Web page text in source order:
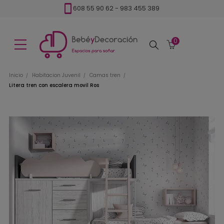
608 55 90 62 - 983 455 389
Buscar
0
Inicio Habitacion Juvenil
Camas tren
Litera tren con escalera movil Ros